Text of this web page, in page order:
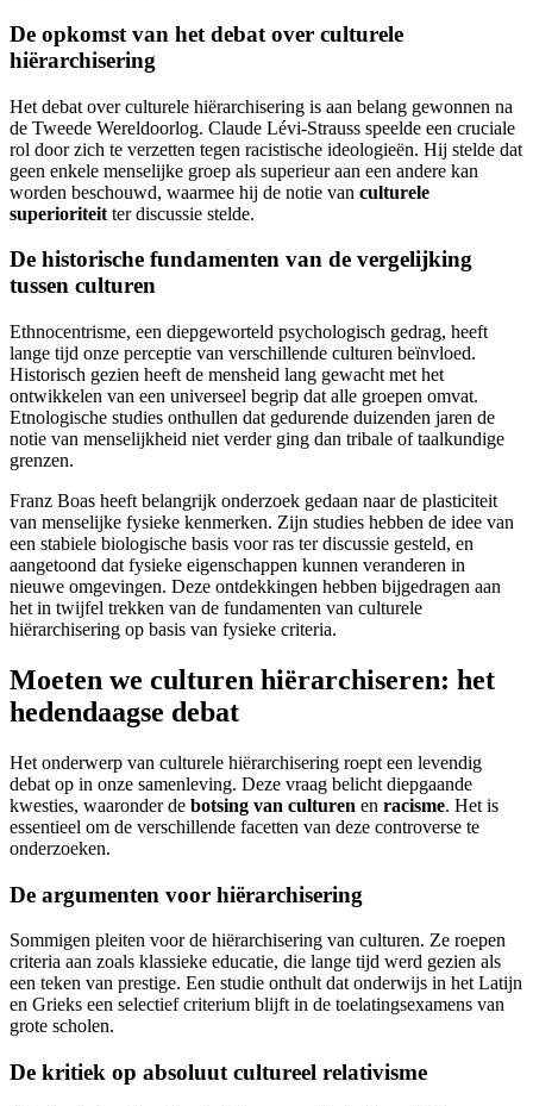
De opkomst van het debat over culturele
hiërarchisering
Het debat over culturele hiërarchisering is aan belang gewonnen na
de Tweede Wereldoorlog. Claude Lévi-Strauss speelde een cruciale
rol door zich te verzetten tegen racistische ideologieën. Hij stelde dat
geen enkele menselijke groep als superieur aan een andere kan
worden beschouwd, waarmee hij de notie van culturele
superioriteit ter discussie stelde.
De historische fundamenten van de vergelijking
tussen culturen
Ethnocentrisme, een diepgeworteld psychologisch gedrag, heeft
lange tijd onze perceptie van verschillende culturen beïnvloed.
Historisch gezien heeft de mensheid lang gewacht met het
ontwikkelen van een universeel begrip dat alle groepen omvat.
Etnologische studies onthullen dat gedurende duizenden jaren de
notie van menselijkheid niet verder ging dan tribale of taalkundige
grenzen.
Franz Boas heeft belangrijk onderzoek gedaan naar de plasticiteit
van menselijke fysieke kenmerken. Zijn studies hebben de idee van
een stabiele biologische basis voor ras ter discussie gesteld, en
aangetoond dat fysieke eigenschappen kunnen veranderen in
nieuwe omgevingen. Deze ontdekkingen hebben bijgedragen aan
het in twijfel trekken van de fundamenten van culturele
hiërarchisering op basis van fysieke criteria.
Moeten we culturen hiërarchiseren: het
hedendaagse debat
Het onderwerp van culturele hiërarchisering roept een levendig
debat op in onze samenleving. Deze vraag belicht diepgaande
kwesties, waaronder de botsing van culturen en racisme. Het is
essentieel om de verschillende facetten van deze controverse te
onderzoeken.
De argumenten voor hiërarchisering
Sommigen pleiten voor de hiërarchisering van culturen. Ze roepen
criteria aan zoals klassieke educatie, die lange tijd werd gezien als
een teken van prestige. Een studie onthult dat onderwijs in het Latijn
en Grieks een selectief criterium blijft in de toelatingsexamens van
grote scholen.
De kritiek op absoluut cultureel relativisme